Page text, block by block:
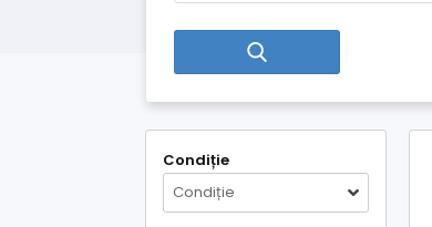
Condiție
Condiție